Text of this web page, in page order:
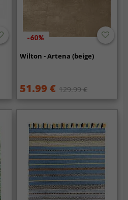
-60%
Wilton - Artena (beige)
51.99 € 129.99 €